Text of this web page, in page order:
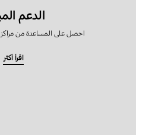
الدعم
احصل على المساعدة من مراكز
اقرأ أكثر